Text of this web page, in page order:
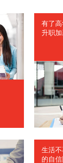
门
平
有了高
升职
生活
的自